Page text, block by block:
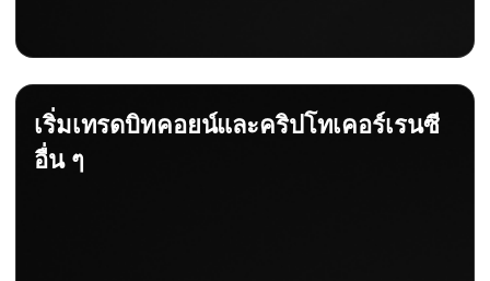
เริ่มเทรดบิทคอยน์และคริปโทเคอร์เรนซี
อื่น ๆ